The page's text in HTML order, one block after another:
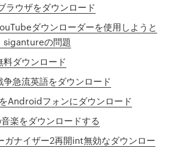
ラウザをダウンロード
ダウンローダーを使用しようと
sigantureの問題
料ダウンロード
争急流英語をダウンロード
Androidフォンにダウンロード
楽をダウンロードする
ガナイザー2再開int無効なダウンロー